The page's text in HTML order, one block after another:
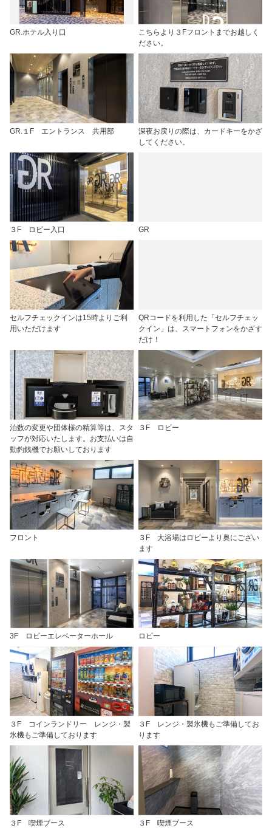
GR.ホテル入り口
こちらより３Fフロントまでお越しく
ださい。
GR.１F エントランス 共用部
深夜お戻りの際は、カードキーをかざ
してください。
３F ロビー入口 GR
セルフチェックインは15時よりご利
用いただけます
QRコードを利用した「セルフチェッ
クイン」は、スマートフォンをかざす
だけ！
泊数の変更や団体様の精算等は、スタ
ッフが対応いたします。お支払いは自
動釣銭機でお願いしております
３F ロビー
フロント
３F 大浴場はロビーより奥にござい
ます
3F ロビーエレベーターホール ロビー
３F コインランドリー レンジ・製
氷機もご準備しております
３F レンジ・製氷機もご準備してお
ります
３F 喫煙ブース ３F 喫煙ブース